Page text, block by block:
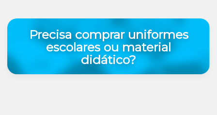
Precisa comprar uniformes
escolares ou material
didático?